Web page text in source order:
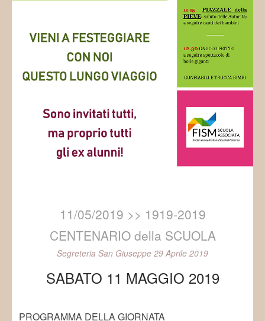
11/05/2019 >> 1919-2019
CENTENARIO della SCUOLA
Segreteria San Giuseppe 29 Aprile 2019
SABATO 11 MAGGIO 2019
PROGRAMMA DELLA GIORNATA